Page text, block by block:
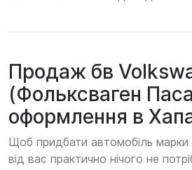
Продаж бв
(Фольксваген
оформлення в
Щоб придбати автомобіль
від вас практично нічого не